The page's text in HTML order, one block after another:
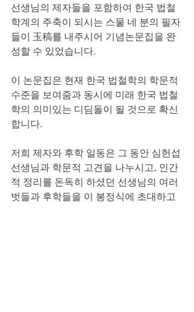
선생님의 제자들을 포함하여 한국 법철
학계의 주축이 되시는 스물 네 분의 필자
들이 玉稿를 내주시어 기념논문집을 완
성할 수 있었습니다.
이 논문집은 현재 한국 법철학의 학문적
수준을 보여줌과 동시에 미래 한국 법철
학의 의미있는 디딤돌이 될 것으로 확신
합니다.
저희 제자와 후학 일동은 그 동안 심헌섭
선생님과 학문적 고견을 나누시고, 인간
적 정리를 돈독히 하셨던 선생님의 여러
벗들과 후학들을 이 봉정식에 초대하고